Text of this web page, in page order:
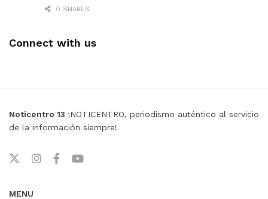
0 SHARES
Connect with us
Noticentro 13 ¡NOTICENTRO, periodismo auténtico al servicio
de la información siempre!
MENU